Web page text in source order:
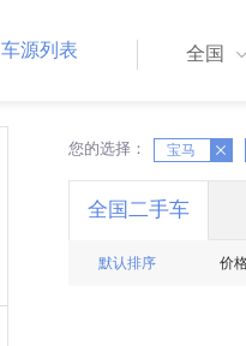
车源列表 全国
您的选择： 宝马
X X
全国二手车
默认排序 价